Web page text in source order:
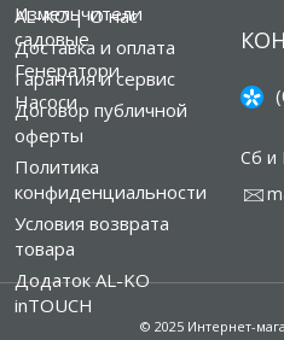
Измельчители
садовые
Генератори
Насоси
AL-KO | О нас
Доставка и оплата
Гарантия и сервис
Договор публичной
оферты
Политика
конфиденциальности
Условия возврата
товара
Додаток AL-KO
inTOUCH
Сб и
© 2025 Интернет-